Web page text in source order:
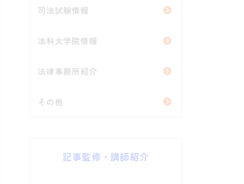
司法試験情報
法科大学院情報
法律事務所紹介
その他
記事監修・講師紹介